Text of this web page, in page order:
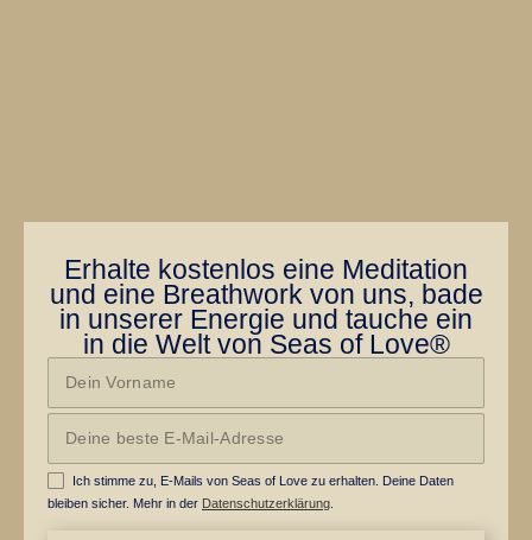
Erhalte kostenlos eine Meditation
und eine Breathwork von uns, bade
in unserer Energie und tauche ein
in die Welt von Seas of Love®
Ich stimme zu, E-Mails von Seas of Love zu erhalten. Deine Daten
bleiben sicher. Mehr in der Datenschutzerklärung.